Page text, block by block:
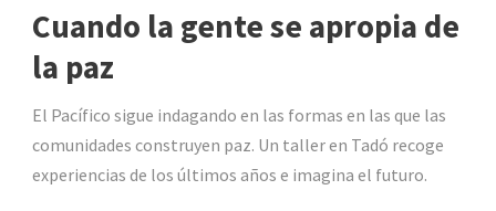
Cuando la gente se apropia de
la paz
El Pacífico sigue indagando en las formas en las que las
comunidades construyen paz. Un taller en Tadó recoge
experiencias de los últimos años e imagina el futuro.